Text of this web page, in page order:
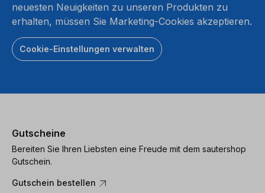
neuesten Neuigkeiten zu unseren Produkten zu
erhalten, müssen Sie Marketing-Cookies akzeptieren.
Cookie-Einstellungen verwalten
Gutscheine
Bereiten Sie Ihren Liebsten eine Freude mit dem sautershop
Gutschein.
Gutschein bestellen